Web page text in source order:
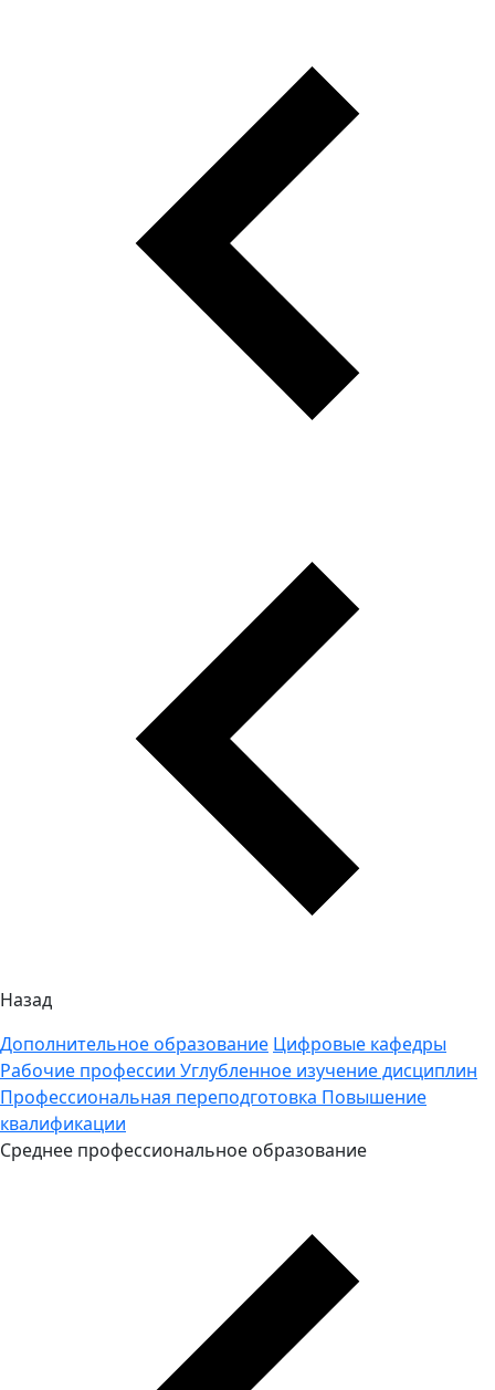
Назад
Дополнительное образование Цифровые кафедры
Рабочие профессии Углубленное изучение дисциплин
Профессиональная переподготовка Повышение
квалификации
Среднее профессиональное образование